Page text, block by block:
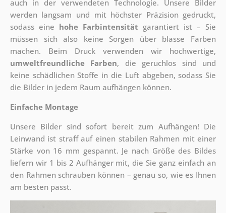
auch in der verwendeten Technologie. Unsere Bilder
werden langsam und mit höchster Präzision gedruckt,
sodass eine hohe Farbintensität garantiert ist – Sie
müssen sich also keine Sorgen über blasse Farben
machen. Beim Druck verwenden wir hochwertige,
umweltfreundliche Farben, die geruchlos sind und
keine schädlichen Stoffe in die Luft abgeben, sodass Sie
die Bilder in jedem Raum aufhängen können.
Einfache Montage
Unsere Bilder sind sofort bereit zum Aufhängen! Die
Leinwand ist straff auf einen stabilen Rahmen mit einer
Stärke von 16 mm gespannt. Je nach Größe des Bildes
liefern wir 1 bis 2 Aufhänger mit, die Sie ganz einfach an
den Rahmen schrauben können – genau so, wie es Ihnen
am besten passt.